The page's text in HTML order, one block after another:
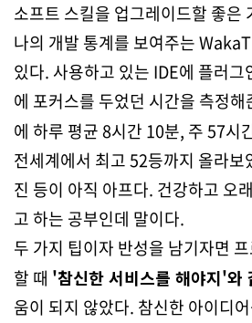
소프트 스킬을 업그레이드할 좋은
나의 개발 통계를 보여주는
있다. 사용하고 있는 IDE에 플러그
에 포커스를 두었던 시간을 측정
에 하루 평균 8시간 10분, 주 57시
전세계에서 최고 52등까지 올라보
진 등이 아직 아프다. 건강하고 오
고 하는 공부인데 말이다.
두 가지 팁이자 반성을 남기자면
할 때 '참신한 서비스를 해야지'와
움이 되지 않았다. 참신한 아이디